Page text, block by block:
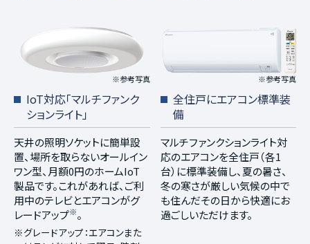
※参考写真
IoT対応「マルチファンク
ションライト」
天井の照明ソケットに簡単設
置、場所を取らないオールイン
ワン型、月額0円のホームIoT
製品です。これがあれば、ご利
用中のテレビとエアコンがグ
レードアップ※。
※グレードアップ：エアコンまた
※参考写真
全住戸にエアコン標準装
備
マルチファンクションライト対
応のエアコンを全住戸（各1
台）に標準装備し、夏の暑さ、
冬の寒さが厳しい気候の中で
も住んだその日から快適にお
過ごしいただけます。